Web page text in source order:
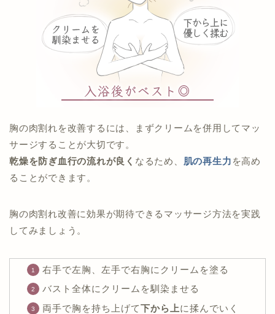
胸の肉割れを改善するには、まずクリームを併用してマッ
サージすることが大切です。
乾燥を防ぎ血行の流れが良く なるため、 肌の再生力 を高め
ることができます。
胸の肉割れ改善に効果が期待できるマッサージ方法を実践
してみましょう。
右手で左胸、左手で右胸にクリームを塗る
バスト全体にクリームを馴染ませる
両手で胸を持ち上げて下から上に揉んでいく